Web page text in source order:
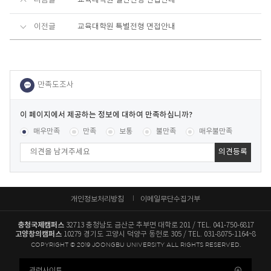
이전글 교육대학원 특별전형 면접안내
이
페
이
에
서
정
콘텐츠 만족도 조사 [평균 .78 점 / 472 명 참여]
매우만족 만족 보통 불만족 매우불만족
개인정보처리방침 이메일무단수집거부
충청국제캠퍼스 32713 충청남도 금산군 추부면 대학로 201 TEL. 041-750-6817
고양창의캠퍼스 10279 경기도 고양시 덕양구 동헌로 305 TEL. 031-8075-1164~8
COPYRIGHT © 2019 JOONGBU UNIVERSITY ALL RIGHTS RESERVED.